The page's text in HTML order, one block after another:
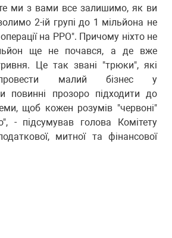
ми з вами все залишимо, як ви
2-ій групі до 1 мільйона не
на РРО". Причому ніхто не
ще не почався, а де вже
Це так звані "трюки", які
малий бізнес у
повинні прозоро підходити до
щоб кожен розумів "червоні"
- підсумував голова Комітету
митної та фінансової